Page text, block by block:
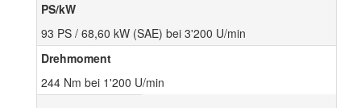
PS/kW
93 PS / 68,60 kW (SAE) bei 3'200 U/min
Drehmoment
244 Nm bei 1'200 U/min